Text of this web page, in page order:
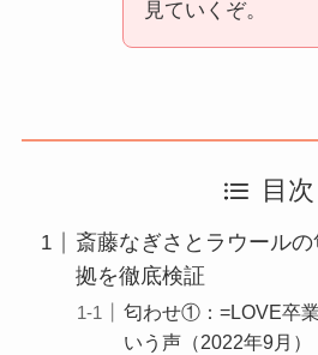
見ていくぞ。
目次
斎藤なぎさとラウール
拠を徹底検証
匂わせ①：=LOVE卒
いう声（2022年9月）